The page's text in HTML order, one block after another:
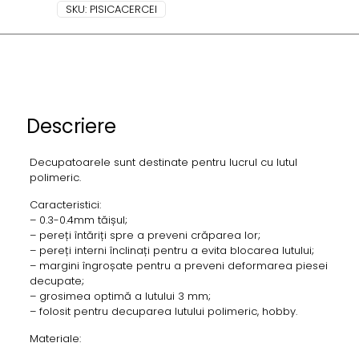
SKU: PISICACERCEI
Descriere
Decupatoarele sunt destinate pentru lucrul cu lutul
polimeric.
Caracteristici:
– 0.3-0.4mm tăișul;
– pereți întăriți spre a preveni crăparea lor;
– pereți interni înclinați pentru a evita blocarea lutului;
– margini îngroșate pentru a preveni deformarea piesei
decupate;
– grosimea optimă a lutului 3 mm;
– folosit pentru decuparea lutului polimeric, hobby.
Materiale: